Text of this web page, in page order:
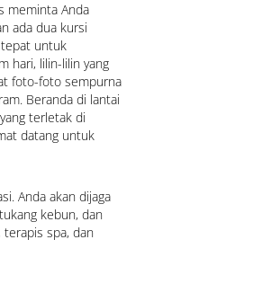
meminta Anda
ada dua kursi
tepat untuk
hari, lilin-lilin yang
foto-foto sempurna
Beranda di lantai
terletak di
datang untuk
Anda akan dijaga
kebun, dan
spa, dan